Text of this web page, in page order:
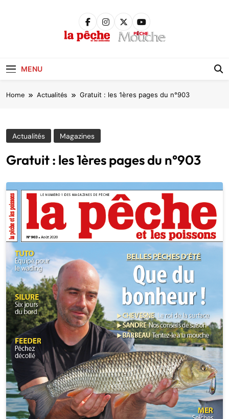
MENU
Home Actualités Gratuit : les 1ères pages du n°903
Actualités Magazines
Gratuit : les 1ères pages du n°903